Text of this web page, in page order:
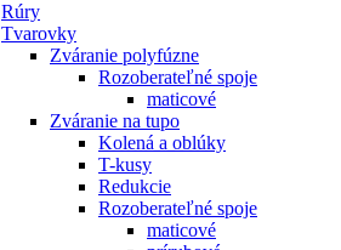
Rúry
Tvarovky
Zváranie polyfúzne
Rozoberateľné spoje
maticové
Zváranie na tupo
Kolená a oblúky
T-kusy
Redukcie
Rozoberateľné spoje
maticové